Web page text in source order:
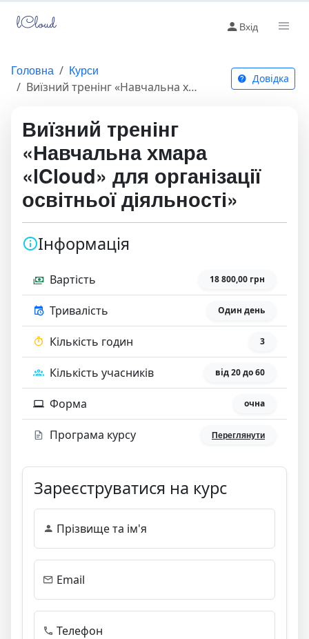
lCloud Вхід
Головна Курси
Виїзний тренінг «Навчальна хмара «lCloud» для організації освітньої діяльності»
Довідка
Виїзний тренінг
«Навчальна хмара
«lCloud» для організації
освітньої діяльності»
Інформація
Вартість 18 800,00 грн
Тривалість Один день
Кількість годин 3
Кількість учасників від 20 до 60
Форма очна
Програма курсу Переглянути
Зареєструватися на курс
Прізвище та ім'я
Email
Телефон